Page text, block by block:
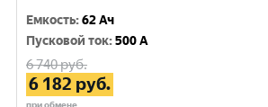
Емкость:62 Ач
Пусковой ток:500 A
6 740руб.
6 182 руб.